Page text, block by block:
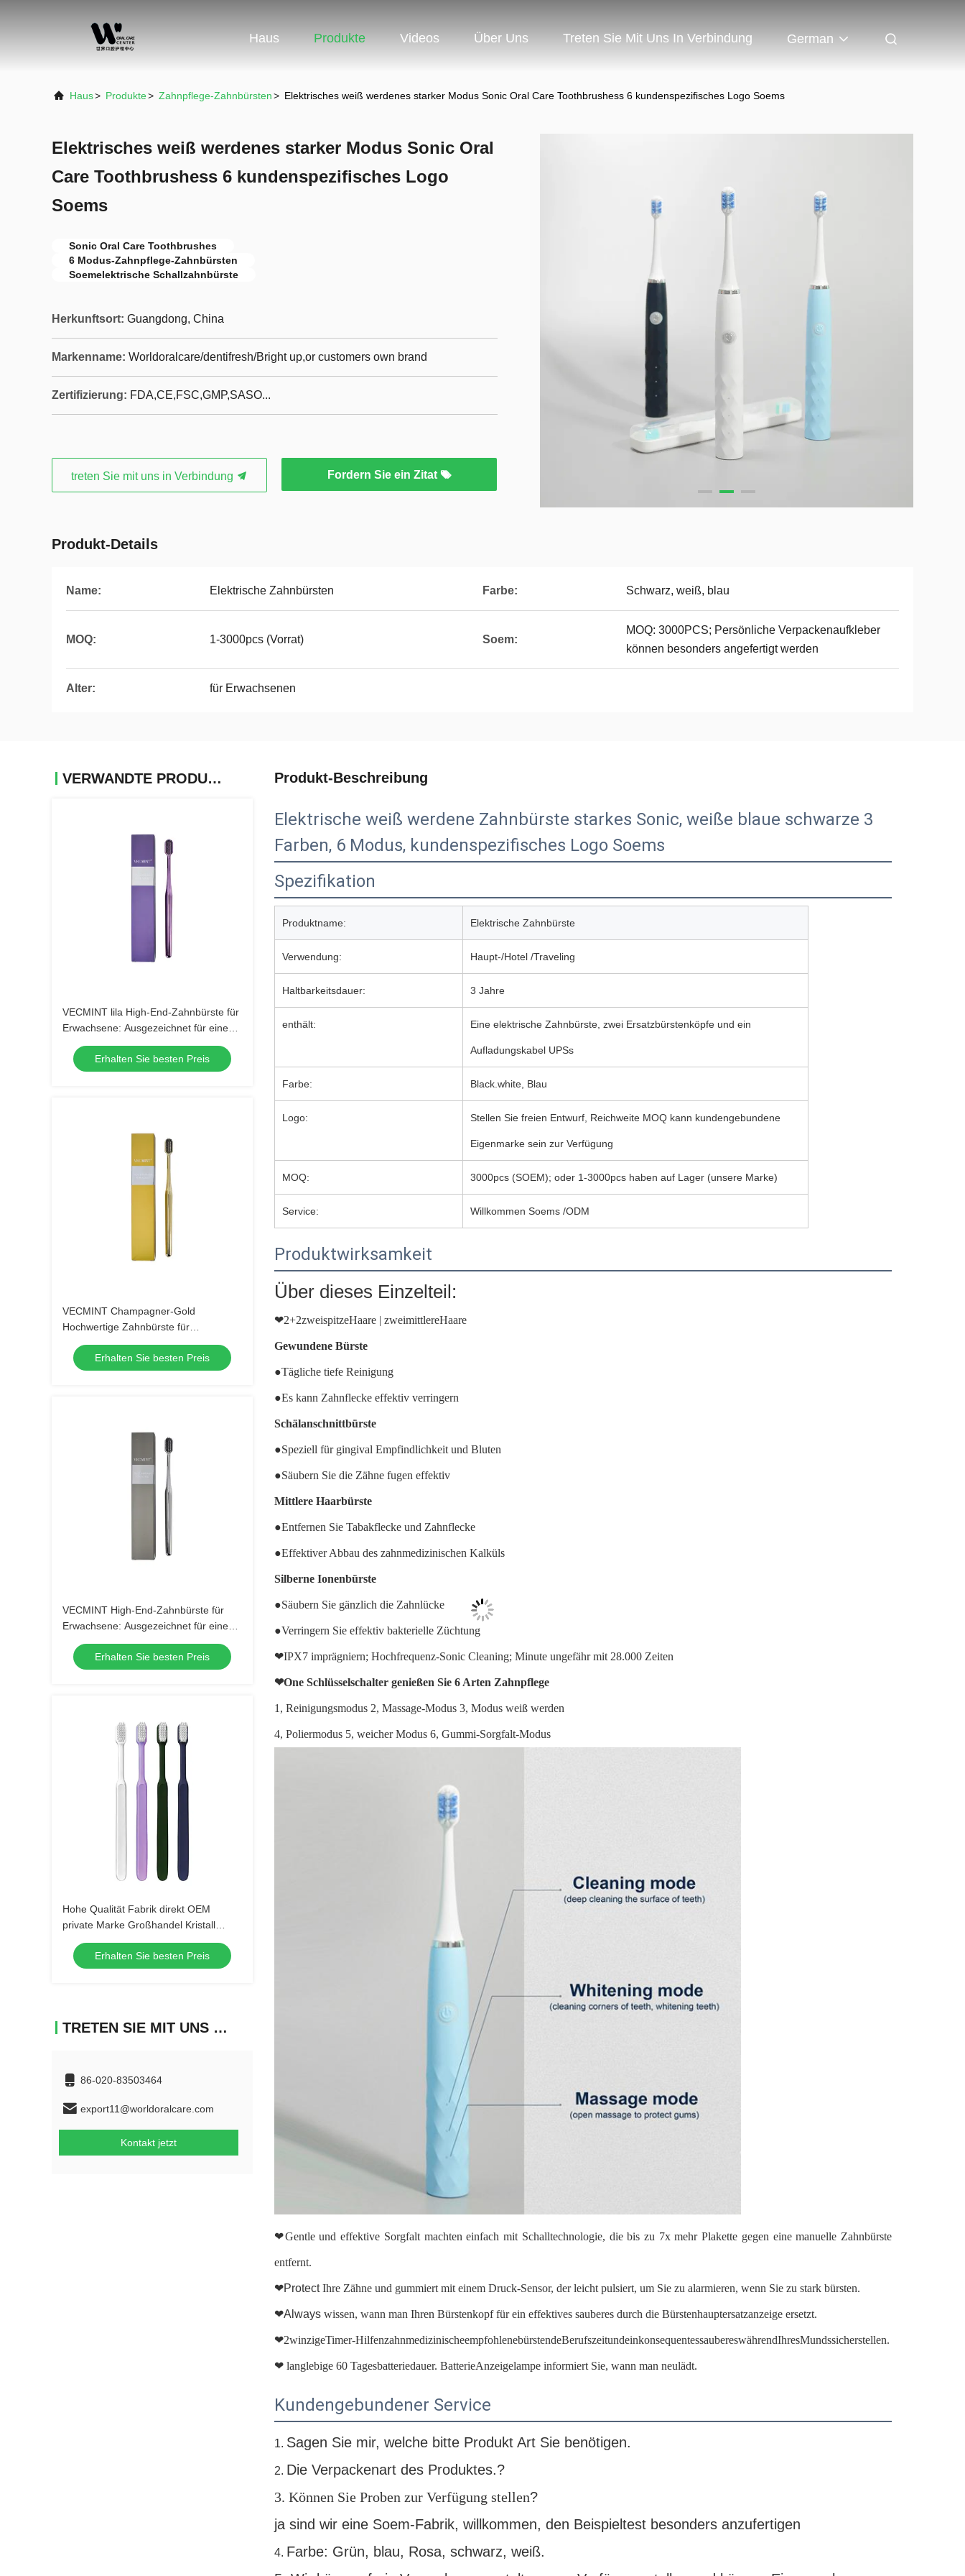
Haus Produkte Videos Über Uns Treten Sie Mit Uns In Verbindung German
Haus> Produkte> Zahnpflege-Zahnbürsten> Elektrisches weiß werdenes starker Modus Sonic Oral Care Toothbrushess 6 kundenspezifisches Logo Soems
Elektrisches weiß werdenes starker Modus Sonic Oral
Care Toothbrushess 6 kundenspezifisches Logo
Soems
Sonic Oral Care Toothbrushes
6 Modus-Zahnpflege-Zahnbürsten
Soemelektrische Schallzahnbürste
Herkunftsort: Guangdong, China
Markenname: Worldoralcare/dentifresh/Bright up,or customers own brand
Zertifizierung: FDA,CE,FSC,GMP,SASO...
treten Sie mit uns in Verbindung Fordern Sie ein Zitat
Produkt-Details
Name: Elektrische Zahnbürsten Farbe: Schwarz, weiß, blau
MOQ: 1-3000pcs (Vorrat) Soem:
MOQ: 3000PCS; Persönliche Verpackenaufkleber
können besonders angefertigt werden
Alter: für Erwachsenen
VERWANDTE PRODUKTE
VECMINT lila High-End-Zahnbürste für
Erwachsene: Ausgezeichnet für eine
hervorragende Mundhygiene, perfekt
für den täglichen Gebrauch
Erhalten Sie besten Preis
VECMINT Champagner-Gold
Hochwertige Zahnbürste für
Erwachsene: Ausgezeichnet für eine
hervorragende Mundhygiene, perfekt
für den täglichen Gebrauch
Erhalten Sie besten Preis
VECMINT High-End-Zahnbürste für
Erwachsene: Ausgezeichnet für eine
hervorragende Mundhygiene, perfekt
für den täglichen Gebrauch
Erhalten Sie besten Preis
Hohe Qualität Fabrik direkt OEM
private Marke Großhandel Kristall
Zahnbürste Kunststoff manuell weiche
Borste Erwachsene Zahnbürste
Erhalten Sie besten Preis
TRETEN SIE MIT UNS IN VERBINDUNG
86-020-83503464
export11@worldoralcare.com
Kontakt jetzt
Produkt-Beschreibung
Elektrische weiß werdene Zahnbürste starkes Sonic, weiße blaue schwarze 3
Farben, 6 Modus, kundenspezifisches Logo Soems
Spezifikation
Produktname: Elektrische Zahnbürste
Verwendung: Haupt-/Hotel /Traveling
Haltbarkeitsdauer: 3 Jahre
enthält: Eine elektrische Zahnbürste, zwei Ersatzbürstenköpfe und ein
Aufladungskabel UPSs
Farbe: Black.white, Blau
Logo: Stellen Sie freien Entwurf, Reichweite MOQ kann kundengebundene
Eigenmarke sein zur Verfügung
MOQ: 3000pcs (SOEM); oder 1-3000pcs haben auf Lager (unsere Marke)
Service: Willkommen Soems /ODM
Produktwirksamkeit
Über dieses Einzelteil:
❤2+2zweispitzeHaare | zweimittlereHaare
Gewundene Bürste
●Tägliche tiefe Reinigung
●Es kann Zahnflecke effektiv verringern
Schälanschnittbürste
●Speziell für gingival Empfindlichkeit und Bluten
●Säubern Sie die Zähne fugen effektiv
Mittlere Haarbürste
●Entfernen Sie Tabakflecke und Zahnflecke
●Effektiver Abbau des zahnmedizinischen Kalküls
Silberne Ionenbürste
●Säubern Sie gänzlich die Zahnlücke
●Verringern Sie effektiv bakterielle Züchtung
❤IPX7 imprägniern; Hochfrequenz-Sonic Cleaning; Minute ungefähr mit 28.000 Zeiten
❤One Schlüsselschalter genießen Sie 6 Arten Zahnpflege
1, Reinigungsmodus 2, Massage-Modus 3, Modus weiß werden
4, Poliermodus 5, weicher Modus 6, Gummi-Sorgfalt-Modus
❤Gentleund effektive Sorgfalt machten einfach mit Schalltechnologie, die bis zu 7x mehr Plakette gegen eine manuelle Zahnbürste
entfernt.
❤Protect Ihre Zähne und gummiert mit einem Druck-Sensor, der leicht pulsiert, um Sie zu alarmieren, wenn Sie zu stark bürsten.
❤Always wissen, wann man Ihren Bürstenkopf für ein effektives sauberes durch die Bürstenhauptersatzanzeige ersetzt.
❤2winzigeTimer-HilfenzahnmedizinischeempfohlenebürstendeBerufszeitundeinkonsequentessaubereswährendIhresMundssicherstellen.
❤ langlebige 60 Tagesbatteriedauer. BatterieAnzeigelampe informiert Sie, wann man neulädt.
Kundengebundener Service
1. Sagen Sie mir, welche bitte Produkt Art Sie benötigen.
2. Die Verpackenart des Produktes.?
3. Können Sie Proben zur Verfügung stellen?
ja sind wir eine Soem-Fabrik, willkommen, den Beispieltest besonders anzufertigen
4. Farbe: Grün, blau, Rosa, schwarz, weiß.